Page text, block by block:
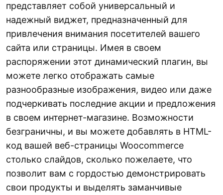
представляет собой универсальный и
надежный виджет, предназначенный для
привлечения внимания посетителей вашего
сайта или страницы. Имея в своем
распоряжении этот динамический плагин, вы
можете легко отображать самые
разнообразные изображения, видео или даже
подчеркивать последние акции и предложения
в своем интернет-магазине. Возможности
безграничны, и вы можете добавлять в HTML-
код вашей веб-страницы Woocommerce
столько слайдов, сколько пожелаете, что
позволит вам с гордостью демонстрировать
свои продукты и выделять заманчивые